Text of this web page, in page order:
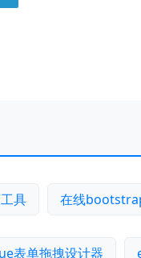
具 在线
表单拖拽设计器